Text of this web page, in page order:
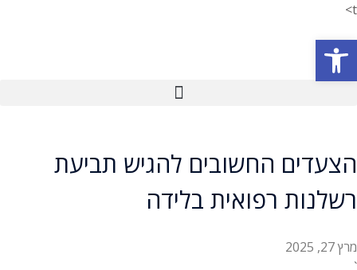
t>
הצעדים החשובים להגיש תביעת
רשלנות רפואית בלידה
מרץ 27, 2025
פתח סרגל נגישות